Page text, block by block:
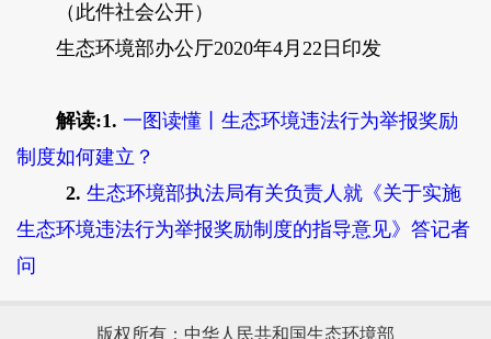
（此件社会公开）
生态环境部办公厅2020年4月22日印发
解读:1. 一图读懂丨生态环境违法行为举报奖励
制度如何建立？
2. 生态环境部执法局有关负责人就《关于实施
生态环境违法行为举报奖励制度的指导意见》答记者
问
版权所有：中华人民共和国生态环境部